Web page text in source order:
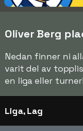
Oliver Berg
Nedan finner ni
varit del av
en liga eller
Liga, Lag